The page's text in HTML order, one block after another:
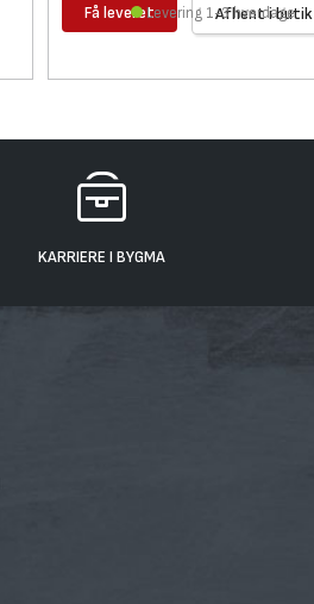
Få leveret Afhent i butik
Levering 1-3 hverdage
KARRIERE I BYGMA